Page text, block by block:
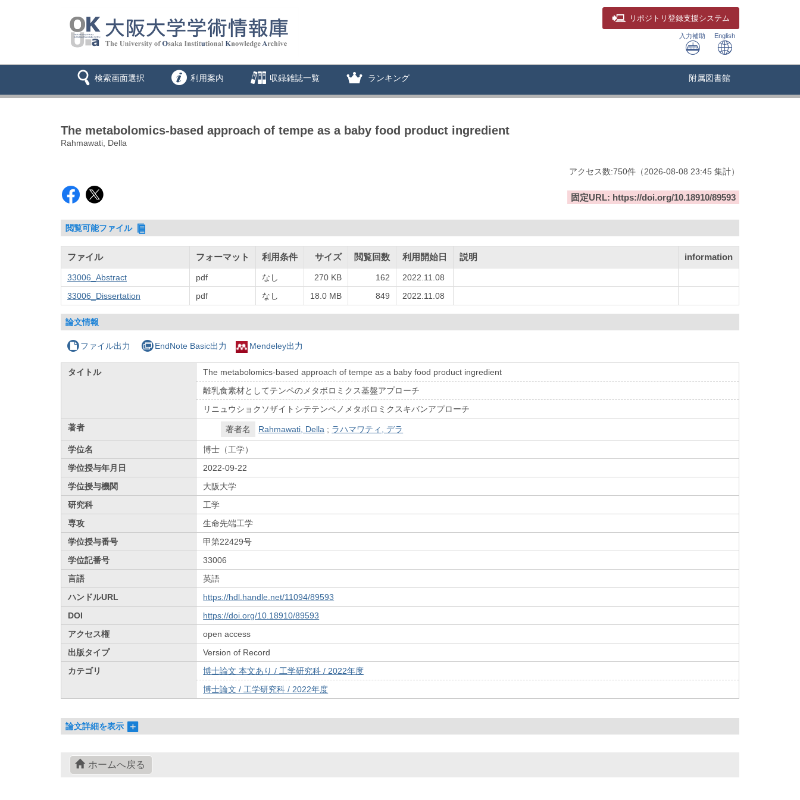
リポジトリ 登録支援システム
入力補助 English
検索画面選択 利用案内 収録雑誌一覧 ランキング 附属図書館
The metabolomics-based approach of tempe as a baby food product ingredient
Rahmawati, Della
アクセス数:750件 （2026-08-08 23:45 集計）
固定URL: https://doi.org/10.18910/89593
閲覧可能ファイル
ファイル フォーマット 利用条件 サイズ 閲覧回数 利用開始日 説明 information
33006_Abstract pdf なし 270 KB 162
2022.11.08
33006_Dissertation
pdf なし 18.0 MB 849 2022.11.08
論文情報
ファイル出力 EndNote Basic出力 Mendeley出力
タイトル
The metabolomics-based approach of tempe as a baby food product ingredient
離乳食素材としてテンペのメタボロミクス基盤アプローチ
リニュウショクソザイトシテテンペノメタボロミクスキバンアプローチ
著者
著者名 Rahmawati, Della ; ラハマワティ, デラ
学位名
博士（工学）
学位授与年月日
2022-09-22
学位授与機関
大阪大学
研究科
工学
専攻
生命先端工学
学位授与番号
甲第22429号
学位記番号
33006
言語
英語
ハンドルURL
https://hdl.handle.net/11094/89593
DOI
https://doi.org/10.18910/89593
アクセス権
open access
出版タイプ
Version of Record
カテゴリ
博士論文 本文あり / 工学研究科 / 2022年度
博士論文 / 工学研究科 / 2022年度
論文詳細を表示
ホームへ戻る